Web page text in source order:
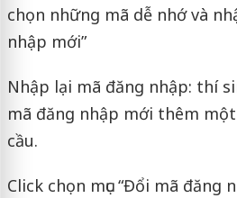
chọn những mã dễ nhớ và
nhập mới”
Nhập lại mã đăng nhập: thí
mã đăng nhập mới thêm
cầu.
Click chọn mục “Đổi mã đăng